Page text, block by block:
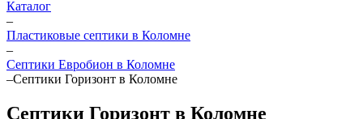
Каталог
–
Пластиковые септики в Коломне
–
Септики Евробион в Коломне
–Септики Горизонт в Коломне
Септики Горизонт в Коломне